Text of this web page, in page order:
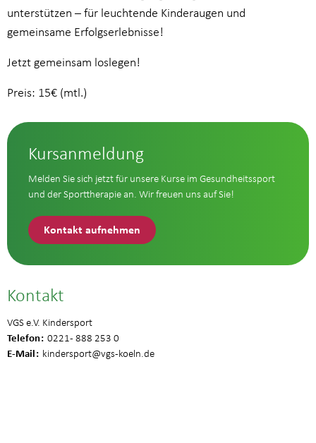
unterstützen – für leuchtende Kinderaugen und
gemeinsame Erfolgserlebnisse!
Jetzt gemeinsam loslegen!
Preis: 15€ (mtl.)
Kursanmeldung
Melden Sie sich jetzt für unsere Kurse im Gesundheitssport
und der Sporttherapie an. Wir freuen uns auf Sie!
Kontakt aufnehmen
Kontakt
VGS e.V. Kindersport
Telefon 0221 - 888 253 0
E-Mail kindersport@vgs-koeln.de